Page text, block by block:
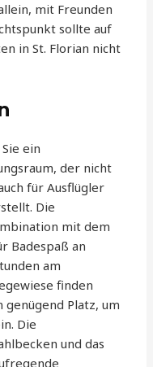
mit Freunden
sollte auf
in St. Florian nicht
ein
der nicht
für Ausflügler
Die
mit dem
Badespaß an
am
finden
genügend Platz, um
Die
und das